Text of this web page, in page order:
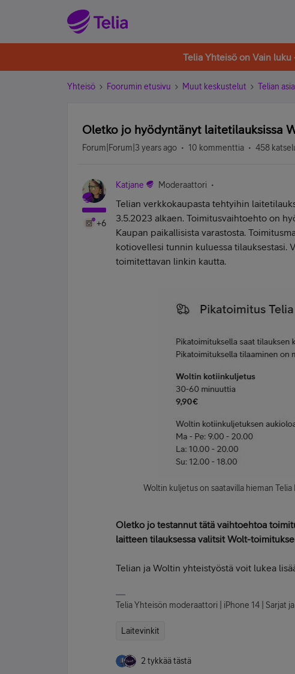
Telia Yhteisö on Vain
Yhteisö Foorumin etusivu Muut keskustelut Telian
Oletko jo hyödyntänyt laitetilauksissa
Forum|Forum|3 years ago 10 kommenttia 458
+6
Katjane Moderaattori
Telian verkkokaupasta tehtyihin
3.5.2023 alkaen. Toimitusvaihtoehto on
Kaupan paikallisista varastosta.
kotiovellesi tunnin kuluessa tilauksestasi.
toimitettavan linkin kautta.
Woltin kuljetus on saatavilla hieman
Oletko jo testannut tätä vaihtoehtoa
laitteen tilauksessa valitsit Wolt-
Telian ja Woltin yhteistyöstä voit lukea
Telia Yhteisön moderaattori | iPhone 14 | Sarjat
Laitevinkit
2 tykkää tästä